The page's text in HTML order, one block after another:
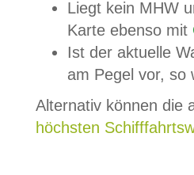
Liegt kein MHW
Karte ebenso mit
Ist der aktuelle
am Pegel vor,
Alternativ können die
höchsten